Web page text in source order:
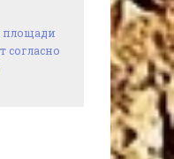
площади
согласно